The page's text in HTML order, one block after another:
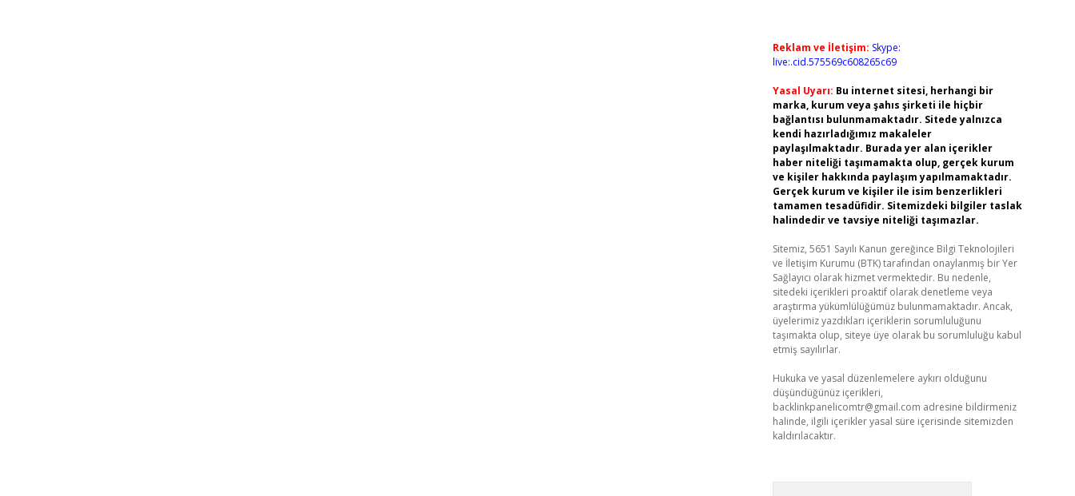
Reklam ve İletişim: Skype:
live:.cid.575569c608265c69
Yasal Uyarı: Bu internet sitesi, herhangi bir
marka, kurum veya şahıs şirketi ile hiçbir
bağlantısı bulunmamaktadır. Sitede yalnızca
kendi hazırladığımız makaleler
paylaşılmaktadır. Burada yer alan içerikler
haber niteliği taşımamakta olup, gerçek kurum
ve kişiler hakkında paylaşım yapılmamaktadır.
Gerçek kurum ve kişiler ile isim benzerlikleri
tamamen tesadüfidir. Sitemizdeki bilgiler taslak
halindedir ve tavsiye niteliği taşımazlar.
Sitemiz, 5651 Sayılı Kanun gereğince Bilgi Teknolojileri
ve İletişim Kurumu (BTK) tarafından onaylanmış bir Yer
Sağlayıcı olarak hizmet vermektedir. Bu nedenle,
sitedeki içerikleri proaktif olarak denetleme veya
araştırma yükümlülüğümüz bulunmamaktadır. Ancak,
üyelerimiz yazdıkları içeriklerin sorumluluğunu
taşımakta olup, siteye üye olarak bu sorumluluğu kabul
etmiş sayılırlar.
Hukuka ve yasal düzenlemelere aykırı olduğunu
düşündüğünüz içerikleri,
backlinkpanelicomtr@gmail.com adresine bildirmeniz
halinde, ilgili içerikler yasal süre içerisinde sitemizden
kaldırılacaktır.